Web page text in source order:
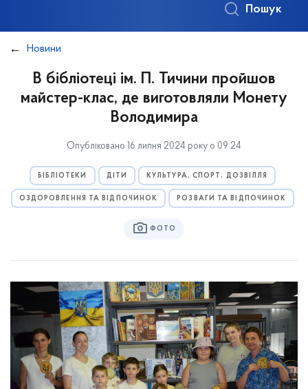
Пошук
Новини
В бібліотеці ім. П. Тичини пройшов
майстер-клас, де виготовляли Монету
Володимира
Опубліковано 16 липня 2024 року о 09:24
БІБЛІОТЕКИ ДІТИ КУЛЬТУРА, СПОРТ, ДОЗВІЛЛЯ
ОЗДОРОВЛЕННЯ ТА ВІДПОЧИНОК РОЗВАГИ ТА ВІДПОЧИНОК
ФОТО